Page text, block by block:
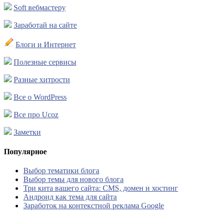
Soft вебмастеру
Заработай на сайте
Блоги и Интернет
Полезные сервисы
Разные хитрости
Все о WordPress
Все про Ucoz
Заметки
Популярное
Выбор тематики блога
Выбор темы для нового блога
Три кита вашего сайта: CMS, домен и хостинг
Андроид как тема для сайта
Заработок на контекстной реклама Google